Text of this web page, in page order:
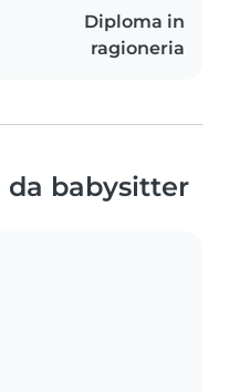
Diploma in
ragioneria
da babysitter